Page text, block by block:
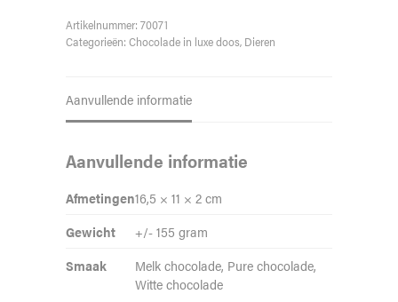
Artikelnummer: 70071
Categorieën: Chocolade in luxe doos, Dieren
Aanvullende informatie
Aanvullende informatie
Afmetingen16,5 × 11 × 2 cm
Gewicht
+/- 155 gram
Smaak
Melk chocolade, Pure chocolade,
Witte chocolade